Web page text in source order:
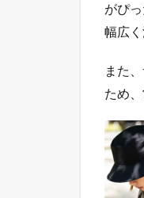
がぴ
幅広く
また
ため